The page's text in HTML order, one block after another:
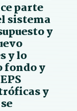
parte
sistema
y
y lo
fondo y
y